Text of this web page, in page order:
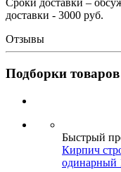
Сроки доставки –
доставки - 3000 руб.
Отзывы
Подборки товаров
Быстрый
Кирпич